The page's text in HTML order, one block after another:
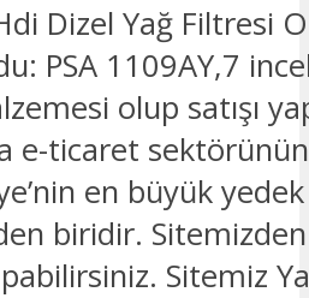
Dizel Yağ Filtresi
PSA 1109AY,7
olup satışı
e-ticaret
en büyük
biridir.
Sitemiz